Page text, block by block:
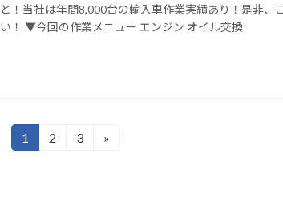
と！当社は年間8,000台の輸入車作業実績あり！是非、
い！ ▼今回の作業メニュー エンジン オイル交換
固
1
固
2
固
3 »